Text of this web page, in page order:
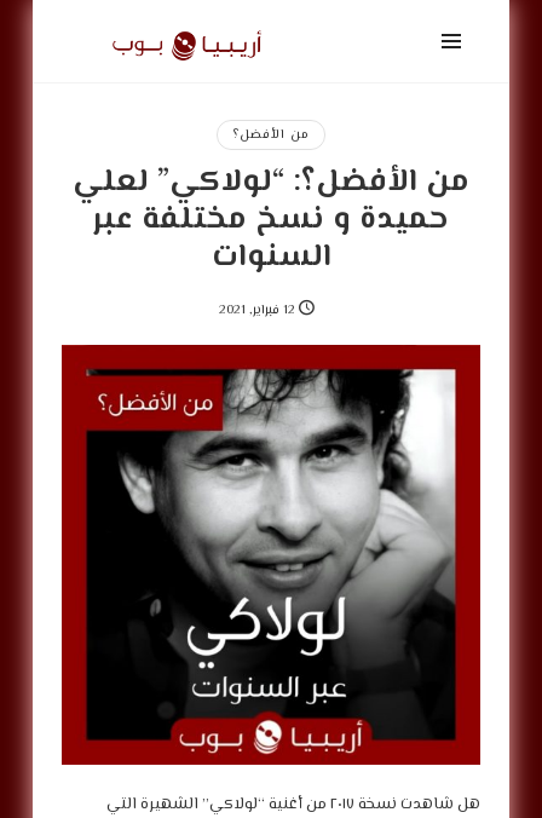
أريبيا
بوب
ArabiaPopمن الأفضل؟
من الأفضل؟: “لولاكي” لعلي
حميدة و نسخ مختلفة عبر
السنوات
12 فبراير, 2021
هل شاهدت نسخة ٢٠١٧ من أغنية “لولاكي” الشهيرة التي